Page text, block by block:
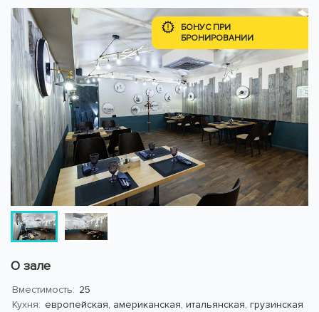
БОНУС ПРИ
БРОНИРОВАНИИ
О зале
Вместимость: 25
Кухня: европейская, американская, итальянская, грузинская